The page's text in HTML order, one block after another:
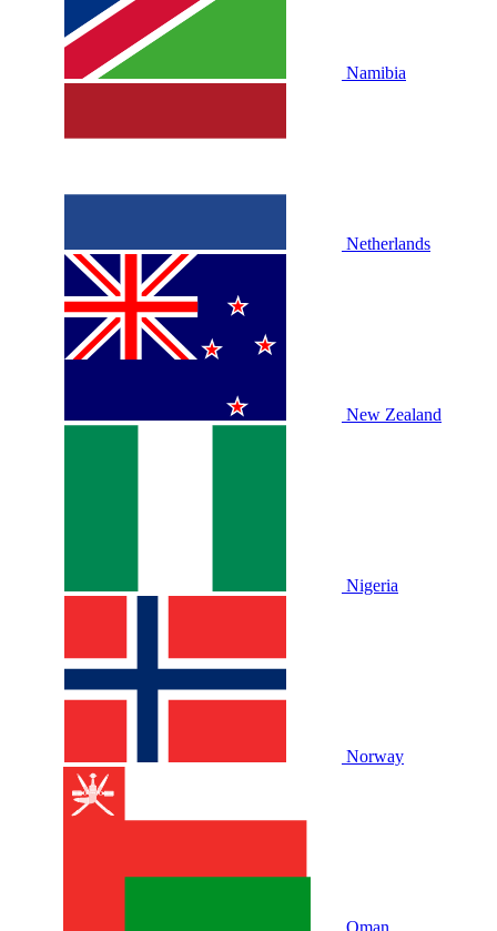
Namibia
Netherlands
New Zealand
Nigeria
Norway
Oman